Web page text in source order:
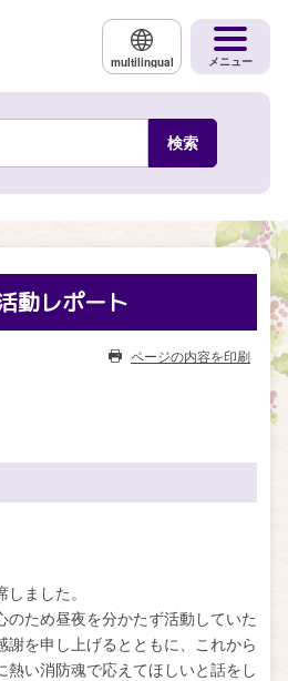
multilingual メニュー
動レポート
ページの内容を印刷
ました。
ため昼夜を分かたず活動していた
謝を申し上げるとともに、これから
熱い消防魂で応えてほしいと話をし